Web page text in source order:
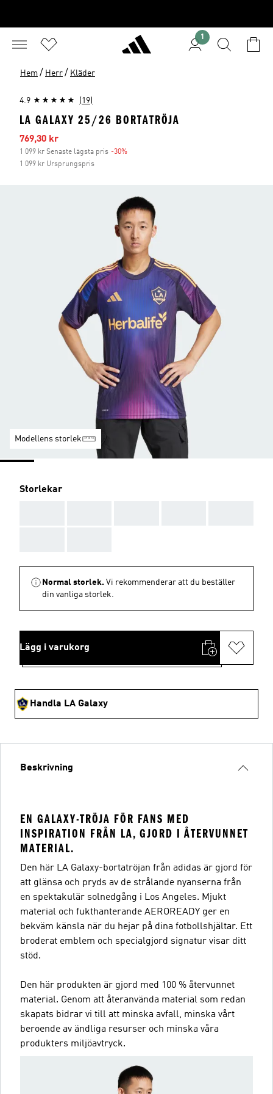
1
Hem / Herr / Kläder
4.9 (19)
LA GALAXY 25/26 BORTATRÖJA
Reapris
769,30 kr
1 099 kr Senaste lägsta pris -30%
1 099 kr Ursprungspris
Modellens storlek
Storlekar
Normal storlek. Vi rekommenderar att du beställer
din vanliga storlek.
Lägg i varukorg
Handla LA Galaxy
Beskrivning
EN GALAXY-TRÖJA FÖR FANS MED
INSPIRATION FRÅN LA, GJORD I ÅTERVUNNET
MATERIAL.
Den här LA Galaxy-bortatröjan från adidas är gjord för
att glänsa och pryds av de strålande nyanserna från
en spektakulär solnedgång i Los Angeles. Mjukt
material och fukthanterande AEROREADY ger en
bekväm känsla när du hejar på dina fotbollshjältar. Ett
broderat emblem och specialgjord signatur visar ditt
stöd.
Den här produkten är gjord med 100 % återvunnet
material. Genom att återanvända material som redan
skapats bidrar vi till att minska avfall, minska vårt
beroende av ändliga resurser och minska våra
produkters miljöavtryck.